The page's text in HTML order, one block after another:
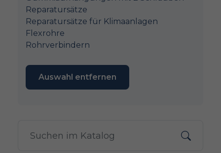
Reparatursätze
Reparatursätze für Klimaanlagen
Flexrohre
Rohrverbindern
Auswahl entfernen